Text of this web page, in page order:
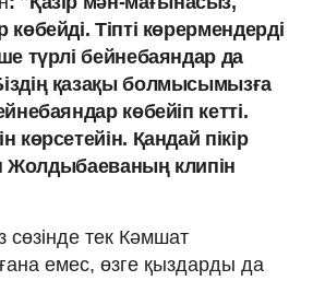
Тіпті көрермендерді
түрлі бейнебаяндар да
қазақы болмысымызға
көбейіп кетті.
көрсетейін. Қандай пікір
Жолдыбаеваның клипін
сөзінде тек Кәмшат
емес, өзге қыздарды да